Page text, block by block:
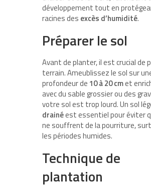
développement tout en
racines des excès d’humidité.
Préparer le sol
Avant de planter, il est crucial de
terrain. Ameublissez le sol sur
profondeur de 10 à 20 cmet
avec du sable grossier ou des
votre sol est trop lourd. Un sol
drainéest essentiel pour éviter
ne souffrent de la pourriture,
les périodes humides.
Technique de
plantation